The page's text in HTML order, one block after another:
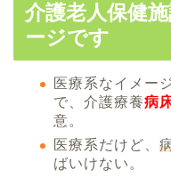
介護老人保健
ージです
医療系なイメー
で、介護療養病
意。
医療系だけど、
ばいけない。